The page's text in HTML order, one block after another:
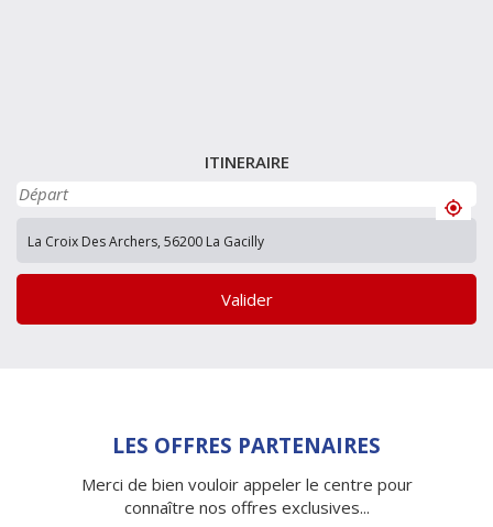
ITINERAIRE
Valider
LES OFFRES PARTENAIRES
Merci de bien vouloir appeler le centre pour
connaître nos offres exclusives...